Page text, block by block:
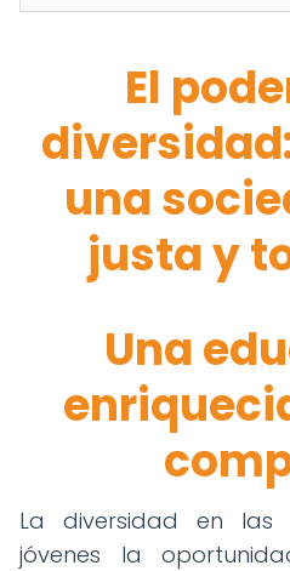
El
una
justa y
Una
La diversidad en
jóvenes la